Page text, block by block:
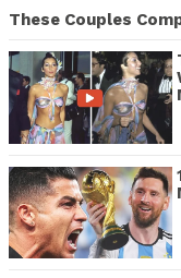
These Couples